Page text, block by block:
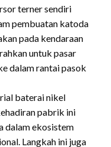
terner sendiri
pembuatan katoda
pada kendaraan
untuk pasar
dalam rantai pasok
baterai nikel
pabrik ini
dalam ekosistem
Langkah ini juga